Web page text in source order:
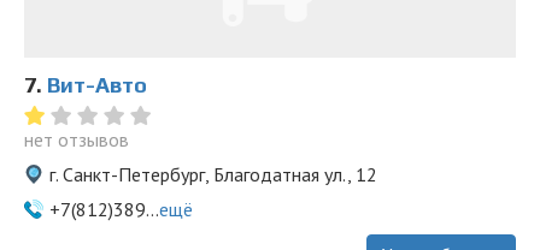
7. Вит-Авто
нет отзывов
г. Санкт-Петербург, Благодатная ул., 12
+7(812)389...ещё